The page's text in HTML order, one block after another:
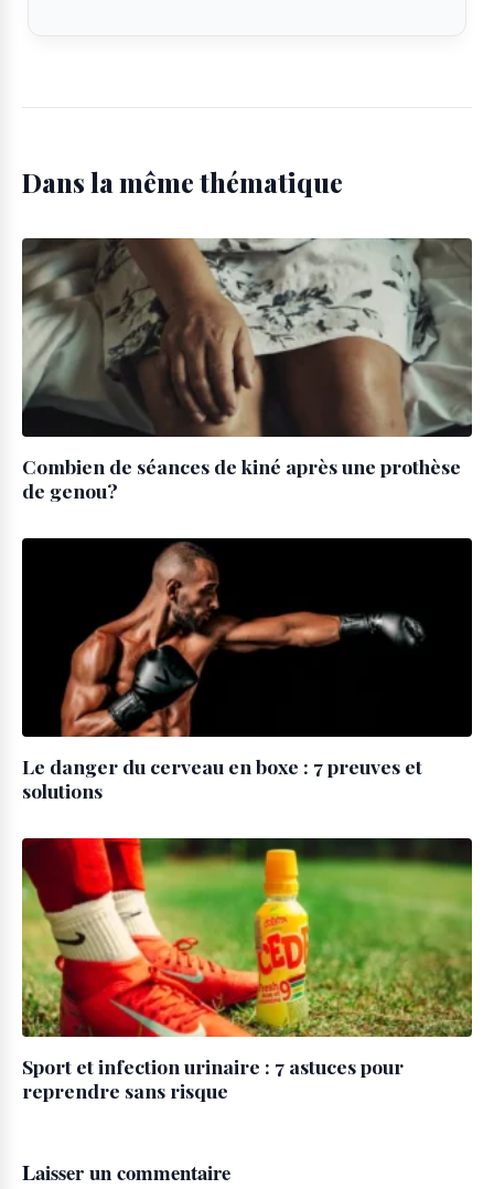
Dans la même thématique
Combien de séances de kiné après une prothèse
de genou?
Le danger du cerveau en boxe : 7 preuves et
solutions
Sport et infection urinaire : 7 astuces pour
reprendre sans risque
Laisser un commentaire